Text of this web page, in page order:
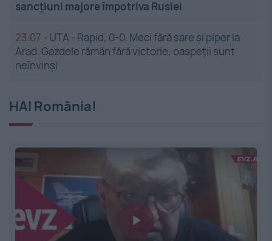
sancțiuni majore împotriva Rusiei
23:07 - UTA - Rapid, 0-0. Meci fără sare și piper la
Arad. Gazdele rămân fără victorie, oaspeții sunt
neînvinși
HAI România!